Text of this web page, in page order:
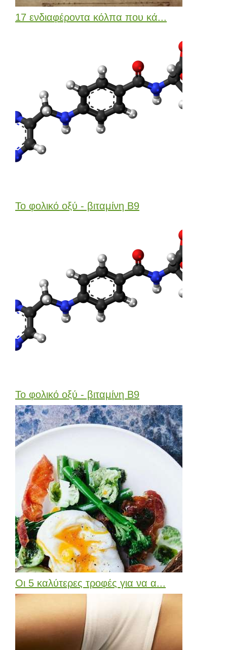
17 ενδιαφέροντα κόλπα που κά...
Το φολικό οξύ - βιταμίνη Β9
Το φολικό οξύ - βιταμίνη Β9
Οι 5 καλύτερες τροφές για να α...